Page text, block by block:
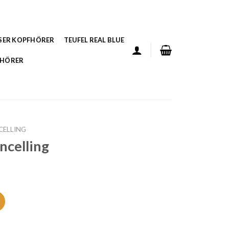
KOPFHÖRER TEUFEL REAL BLUE